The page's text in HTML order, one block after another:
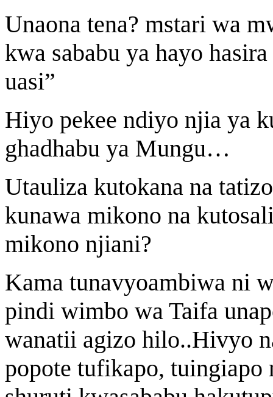
Unaona tena? mstari wa
kwa sababu ya hayo
uasi”
Hiyo pekee ndiyo njia ya
ghadhabu ya Mungu…
Utauliza kutokana na
kunawa mikono na
mikono njiani?
Kama tunavyoambiwa ni
pindi wimbo wa Taifa
wanatii agizo hilo..Hivyo
popote tufikapo,